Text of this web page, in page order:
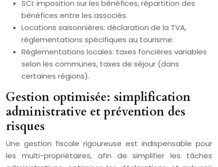
SCI: imposition sur les bénéfices, répartition des
bénéfices entre les associés.
Locations saisonnières: déclaration de la TVA,
réglementations spécifiques au tourisme.
Réglementations locales: taxes foncières variables
selon les communes, taxes de séjour (dans
certaines régions).
Gestion optimisée: simplification
administrative et prévention des
risques
Une gestion fiscale rigoureuse est indispensable pour
les multi-propriétaires, afin de simplifier les tâches